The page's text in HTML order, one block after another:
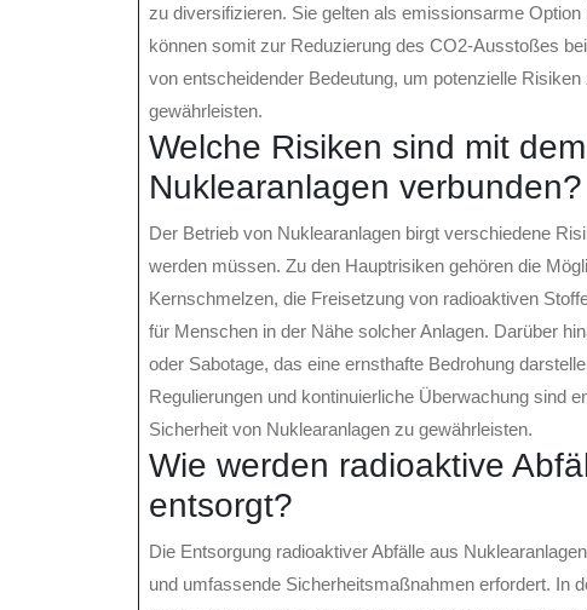
zu diversifizieren. Sie gelten als emissionsarme
können somit zur Reduzierung des CO2-Ausstoßes
von entscheidender Bedeutung, um potenzielle
gewährleisten.
Welche Risiken sind mit
Nuklearanlagen verbunden?
Der Betrieb von Nuklearanlagen birgt verschiedene
werden müssen. Zu den Hauptrisiken gehören die
Kernschmelzen, die Freisetzung von radioaktiven
für Menschen in der Nähe solcher Anlagen. Darüber
oder Sabotage, das eine ernsthafte Bedrohung
Regulierungen und kontinuierliche Überwachung sind
Sicherheit von Nuklearanlagen zu gewährleisten.
Wie werden radioaktive
entsorgt?
Die Entsorgung radioaktiver Abfälle aus
und umfassende Sicherheitsmaßnahmen erfordert. In